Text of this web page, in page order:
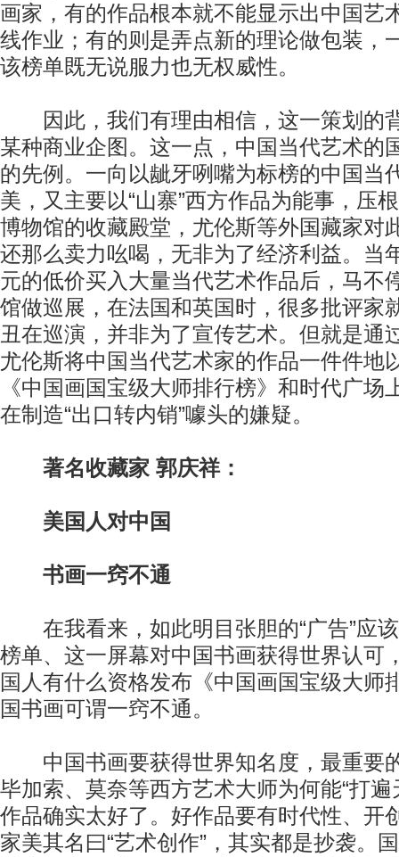
画家，有的作品根本就不能显示出中国艺
线作业；有的则是弄点新的理论做包装，
该榜单既无说服力也无权威性。
因此，我们有理由相信，这一策划的
某种商业企图。这一点，中国当代艺术的
的先例。一向以龇牙咧嘴为标榜的中国当
美，又主要以“山寨”西方作品为能事，压
博物馆的收藏殿堂，尤伦斯等外国藏家对
还那么卖力吆喝，无非为了经济利益。当
元的低价买入大量当代艺术作品后，马不
馆做巡展，在法国和英国时，很多批评家
丑在巡演，并非为了宣传艺术。但就是通
尤伦斯将中国当代艺术家的作品一件件地
《中国画国宝级大师排行榜》和时代广场
在制造“出口转内销”噱头的嫌疑。
著名收藏家 郭庆祥：
美国人对中国
书画一窍不通
在我看来，如此明目张胆的“广告”应
榜单、这一屏幕对中国书画获得世界认可
国人有什么资格发布《中国画国宝级大师
国书画可谓一窍不通。
中国书画要获得世界知名度，最重要
毕加索、莫奈等西方艺术大师为何能“打遍
作品确实太好了。好作品要有时代性、开
家美其名曰“艺术创作”，其实都是抄袭。